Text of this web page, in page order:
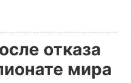
отказа
мира